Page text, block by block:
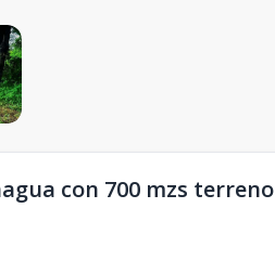
con 700 mzs terreno